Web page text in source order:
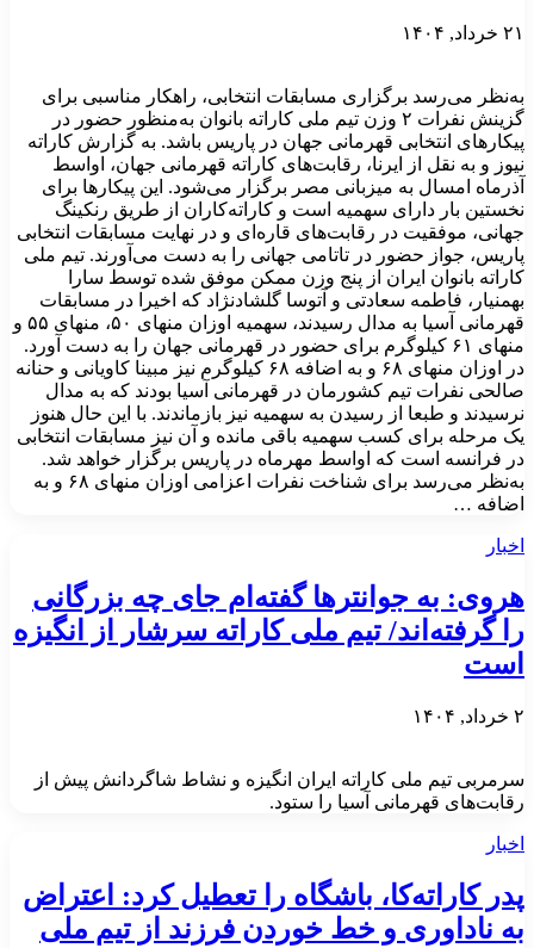
۲۱ خرداد, ۱۴۰۴
به‌نظر می‌رسد برگزاری مسابقات انتخابی، راهکار مناسبی برای
گزینش نفرات ۲ وزن تیم ملی کاراته بانوان به‌منظور حضور در
پیکارهای انتخابی قهرمانی جهان در پاریس باشد. به گزارش کاراته
نیوز و به نقل از ایرنا، رقابت‌های کاراته قهرمانی جهان، اواسط
آذرماه امسال به میزبانی مصر برگزار می‌شود. این پیکارها برای
نخستین بار دارای سهمیه است و کاراته‌کاران از طریق رنکینگ
جهانی، موفقیت در رقابت‌های قاره‌ای و در نهایت مسابقات انتخابی
پاریس، جواز حضور در تاتامی جهانی را به دست می‌آورند. تیم ملی
کاراته بانوان ایران از پنج وزن ممکن موفق شده توسط سارا
بهمنیار، فاطمه سعادتی و آتوسا گلشادنژاد که اخیرا در مسابقات
قهرمانی آسیا به مدال رسیدند، سهمیه اوزان منهای ۵۰، منهای ۵۵ و
منهای ۶۱ کیلوگرم برای حضور در قهرمانی جهان را به دست آورد.
در اوزان منهای ۶۸ و به اضافه ۶۸ کیلوگرم نیز مبینا کاویانی و حنانه
صالحی نفرات تیم کشورمان در قهرمانی آسیا بودند که به مدال
نرسیدند و طبعا از رسیدن به سهمیه نیز بازماندند. با این حال هنوز
یک مرحله برای کسب سهمیه باقی مانده و آن نیز مسابقات انتخابی
در فرانسه است که اواسط مهرماه در پاریس برگزار خواهد شد.
به‌نظر می‌رسد برای شناخت نفرات اعزامی اوزان منهای ۶۸ و به
اضافه …
اخبار
هروی: به جوانترها گفته‌ام جای چه بزرگانی
را گرفته‌اند/ تیم ملی کاراته سرشار از انگیزه
است
۲ خرداد, ۱۴۰۴
سرمربی تیم ملی کاراته ایران انگیزه و نشاط شاگردانش پیش از
رقابت‌های قهرمانی آسیا را ستود.
اخبار
پدر کاراته‌کا، باشگاه را تعطیل کرد: اعتراض
به ناداوری و خط خوردن فرزند از تیم ملی